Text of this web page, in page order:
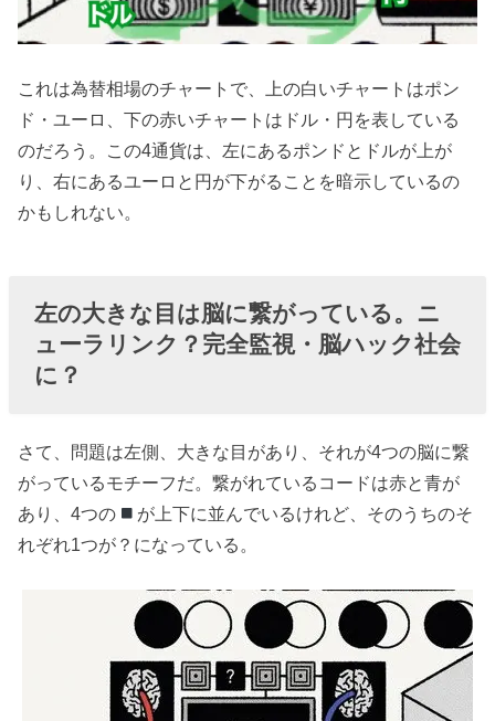
これは為替相場のチャートで、上の白いチャートはポン
ド・ユーロ、下の赤いチャートはドル・円を表している
のだろう。この4通貨は、左にあるポンドとドルが上が
り、右にあるユーロと円が下がることを暗示しているの
かもしれない。
左の大きな目は脳に繋がっている。ニ
ューラリンク？完全監視・脳ハック社会
に？
さて、問題は左側、大きな目があり、それが4つの脳に繋
がっているモチーフだ。繋がれているコードは赤と青が
あり、4つの
が上下に並んでいるけれど、そのうちのそ
れぞれ1つが？になっている。